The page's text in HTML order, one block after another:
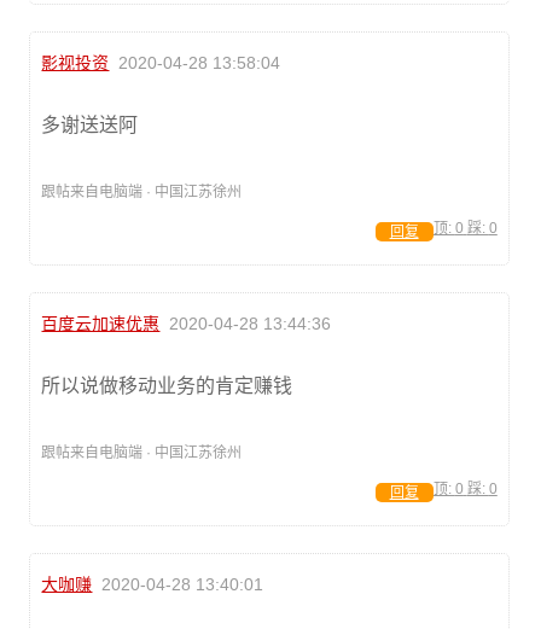
影视投资 2020-04-28 13:58:04
多谢送送阿
跟帖来自电脑端 · 中国江苏徐州
顶: 0 踩: 0
回复
百度云加速优惠 2020-04-28 13:44:36
所以说做移动业务的肯定赚钱
跟帖来自电脑端 · 中国江苏徐州
顶: 0 踩: 0
回复
大咖赚 2020-04-28 13:40:01